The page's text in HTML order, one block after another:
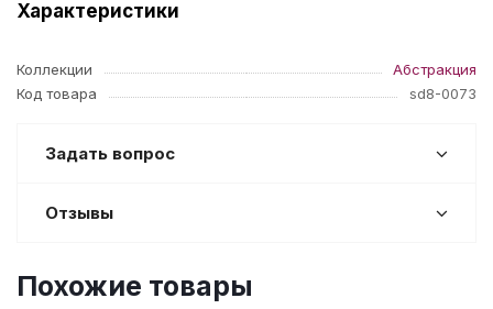
Характеристики
Коллекции
Абстракция
Код товара
sd8-0073
Задать вопрос
Отзывы
Похожие товары